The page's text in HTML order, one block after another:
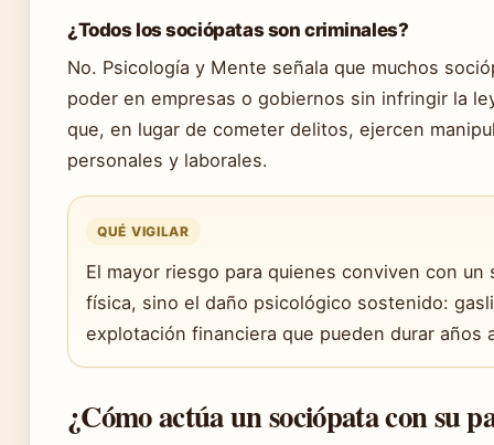
¿Todos los sociópatas son criminales?
No. Psicología y Mente señala que muchos
poder en empresas o gobiernos sin infringir la
que, en lugar de cometer delitos, ejercen
personales y laborales.
QUÉ VIGILAR
El mayor riesgo para quienes conviven con
física, sino el daño psicológico sostenido:
explotación financiera que pueden durar
¿Cómo actúa un sociópata con su